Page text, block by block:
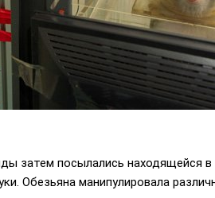
затем посылались находящейся
Обезьяна манипулировала